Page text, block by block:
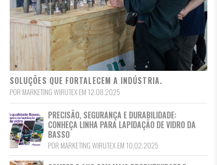
SOLUÇÕES QUE FORTALECEM A INDÚSTRIA.
POR MARKETING WIRUTEX EM 12.08.2025
PRECISÃO, SEGURANÇA E DURABILIDADE:
CONHEÇA LINHA PARA LAPIDAÇÃO DE VIDRO DA
BASSO
POR MARKETING WIRUTEX EM 10.02.2025